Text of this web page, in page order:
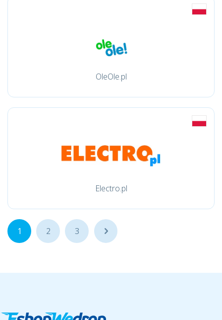
OleOle.pl
Electro.pl
1 2 3 ...